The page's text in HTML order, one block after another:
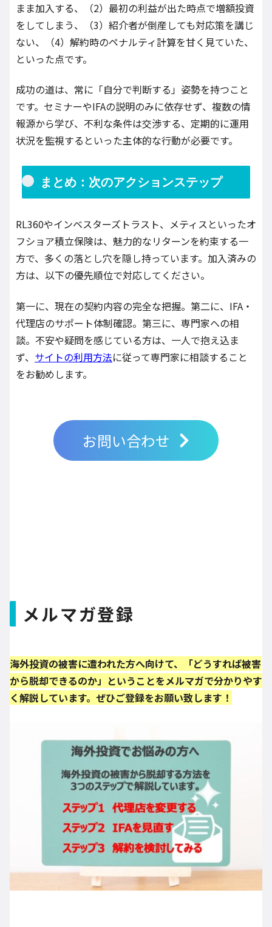
まま加入する、（2）最初の利益が出た時点で増額投資
をしてしまう、（3）紹介者が倒産しても対応策を講じ
ない、（4）解約時のペナルティ計算を甘く見ていた、
といった点です。
成功の道は、常に「自分で判断する」姿勢を持つこと
です。セミナーやIFAの説明のみに依存せず、複数の情
報源から学び、不利な条件は交渉する、定期的に運用
状況を監視するといった主体的な行動が必要です。
まとめ：次のアクションステップ
RL360やインベスターズトラスト、メティスといったオ
フショア積立保険は、魅力的なリターンを約束する一
方で、多くの落とし穴を隠し持っています。加入済みの
方は、以下の優先順位で対応してください。
第一に、現在の契約内容の完全な把握。第二に、IFA・
代理店のサポート体制確認。第三に、専門家への相
談。不安や疑問を感じている方は、一人で抱え込ま
ず、 サイトの利用方法に従って専門家に相談すること
をお勧めします。
お問い合わせ
メルマガ登録
海外投資の被害に遭われた方へ向けて、「どうすれば被害
から脱却できるのか」ということをメルマガで分かりやす
く解説しています。ぜひご登録をお願い致します！